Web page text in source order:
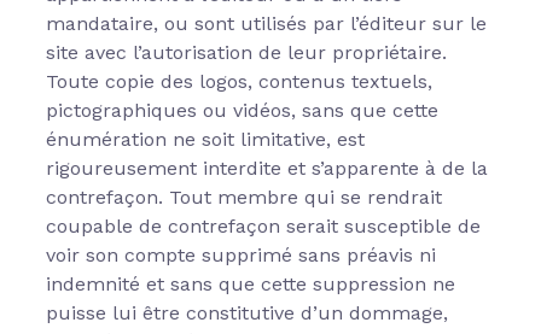
mandataire, ou sont utilisés par l’éditeur sur le
site avec l’autorisation de leur propriétaire.
Toute copie des logos, contenus textuels,
pictographiques ou vidéos, sans que cette
énumération ne soit limitative, est
rigoureusement interdite et s’apparente à de la
contrefaçon. Tout membre qui se rendrait
coupable de contrefaçon serait susceptible de
voir son compte supprimé sans préavis ni
indemnité et sans que cette suppression ne
puisse lui être constitutive d’un dommage,